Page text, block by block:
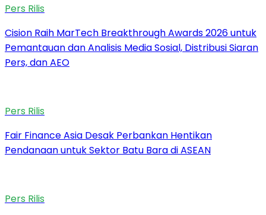
Pers Rilis
Cision Raih MarTech Breakthrough Awards 2026 untuk
Pemantauan dan Analisis Media Sosial, Distribusi Siaran
Pers, dan AEO
Pers Rilis
Fair Finance Asia Desak Perbankan Hentikan
Pendanaan untuk Sektor Batu Bara di ASEAN
Pers Rilis